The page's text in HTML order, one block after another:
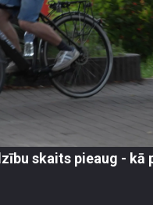
skaits pieaug - kā